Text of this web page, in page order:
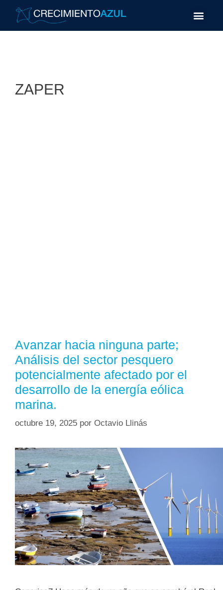
ZAPER
Avanzar hacia ninguna parte;
Análisis del sector pesquero
potencialmente afectado por el
desarrollo de la energía eólica
marina.
octubre 19, 2025 por Octavio Llinás